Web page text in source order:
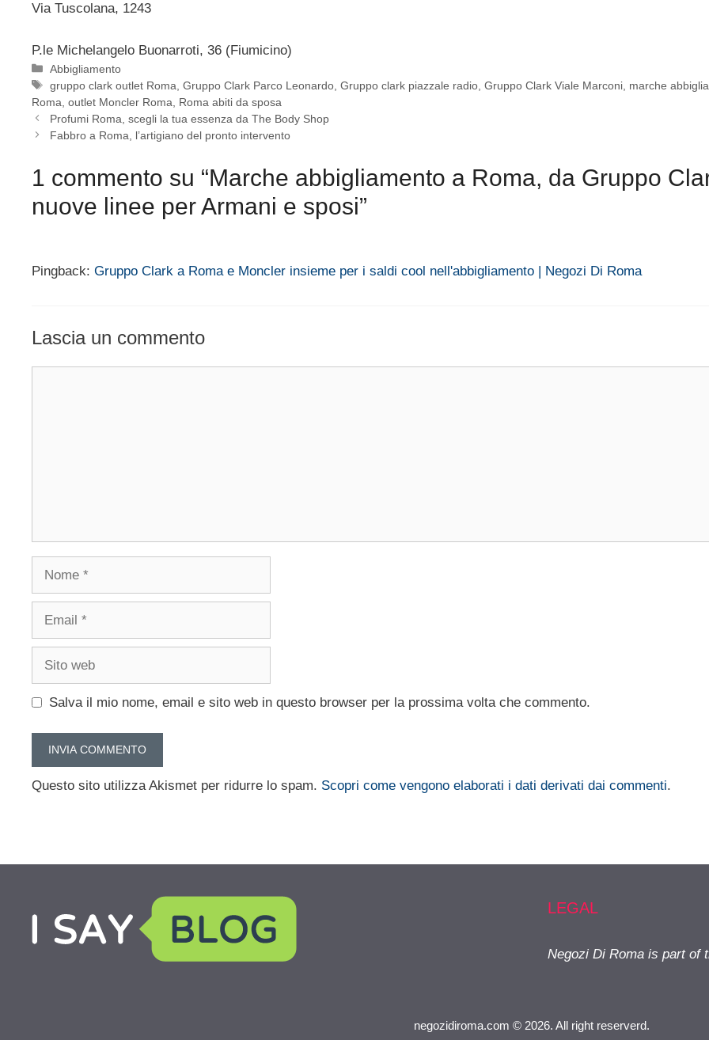
Via Tuscolana, 1243
P.le Michelangelo Buonarroti, 36 (Fiumicino)
Categorie
Abbigliamento
Tag
gruppo clark outlet Roma ,Gruppo Clark Parco Leonardo ,Gruppo clark piazzale radio ,Gruppo Clark Viale Marconi marche
Roma outlet Moncler Roma
Roma abiti da sposa
Profumi Roma, scegli la tua essenza da The Body Shop
Fabbro a Roma, l’artigiano del pronto intervento
1 commento su “Marche abbigliamento a Roma, da Gruppo
nuove linee per Armani e sposi”
Pingback: Gruppo Clark a Roma e Moncler insieme per i saldi cool nell'abbigliamento | Negozi Di Roma
Lascia un commento
Salva il mio nome, email e sito web in questo browser per la prossima volta che commento.
Questo sito utilizza Akismet per ridurre lo spam. Scopri come vengono elaborati i dati derivati dai commenti.
LEGAL
Negozi Di Roma is part of
negozidiroma.com © 2026. All right reserverd.